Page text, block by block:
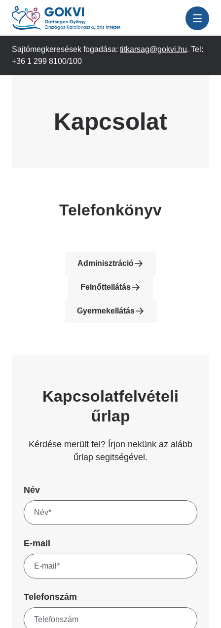
Ugrás
tartalomra
Sajtómegkeresések fogadása: titkarsag@gokvi.hu. Tel:
+36 1 299 8100/100
Kapcsolat
Telefonkönyv
Adminisztráció
Felnőttellátás
Gyermekellátás
Kapcsolatfelvételi
űrlap
Kérdése merült fel? Írjon nekünk az alább
űrlap segitségével.
Név
E-mail
Telefonszám